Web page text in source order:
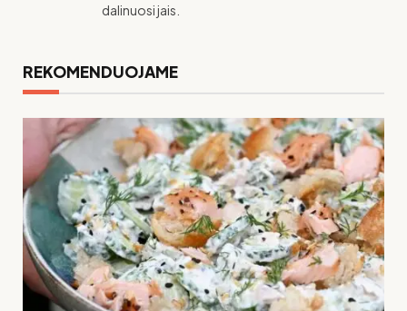
dalinuosi jais.
REKOMENDUOJAME